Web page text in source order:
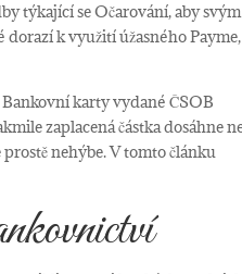
týkající se Očarování, aby svým
k využití úžasného
karty vydané ČSOB
zaplacená částka dosáhne
prostě nehýbe. V tomto článku